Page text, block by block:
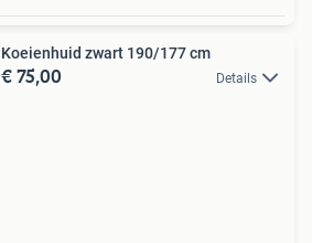
Koeienhuid zwart 190/177 cm
€ 75,00 Details